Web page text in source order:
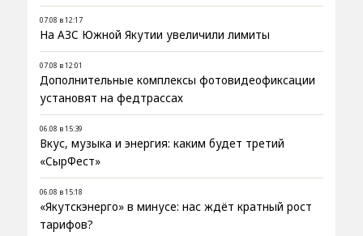
07.08 в 12:17
На АЗС Южной Якутии увеличили лимиты
07.08 в 12:01
Дополнительные комплексы фотовидеофиксации
установят на федтрассах
06.08 в 15:39
Вкус, музыка и энергия: каким будет третий
«СырФест»
06.08 в 15:18
«Якутскэнерго» в минусе: нас ждёт кратный рост
тарифов?